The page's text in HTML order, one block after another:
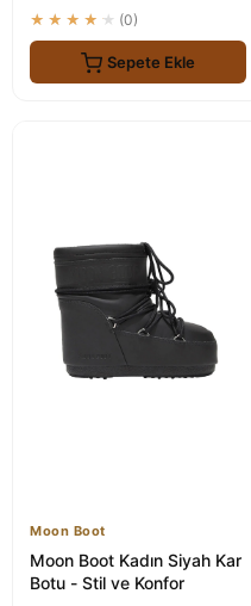
★★★★★ (0)
Sepete Ekle
Moon Boot
Moon Boot Kadın Siyah Kar
Botu - Stil ve Konfor